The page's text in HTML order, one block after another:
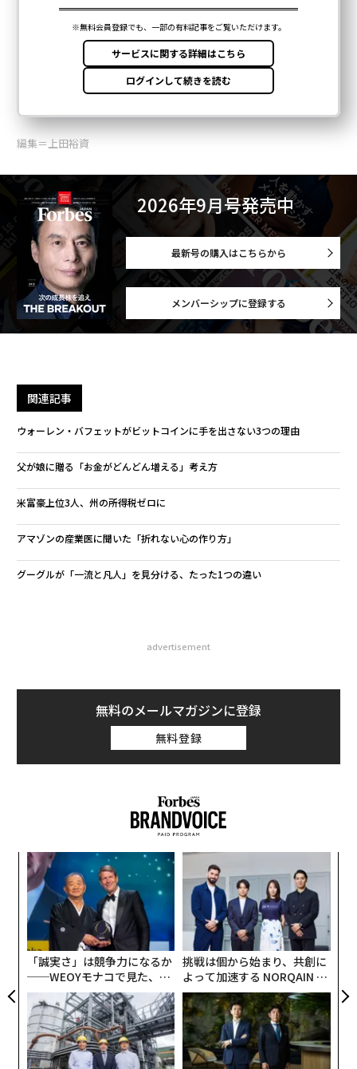
編集＝上田裕資
2026年9月号発売中
最新号の購入はこちらから
メンバーシップに登録する
関連記事
ウォーレン・バフェットがビットコインに手を出さない3つの理由
父が娘に贈る「お金がどんどん増える」考え方
米富豪上位3人、州の所得税ゼロに
アマゾンの産業医に聞いた「折れない心の作り方」
グーグルが「一流と凡人」を見分ける、たった1つの違い
advertisement
無料のメールマガジンに登録
無料登録
「誠実さ」は競争力になるか
──WEOYモナコで見た、く
ら寿司の経営哲学
挑戦は個から始まり、共創に
よって加速する NORQAIN JA
PAN 特別座談会